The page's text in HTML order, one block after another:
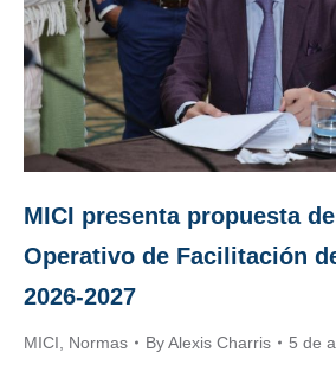
MICI presenta propuesta
Operativo de Facilitación
2026-2027
MICI Normas ByAlexis Charris 5 de